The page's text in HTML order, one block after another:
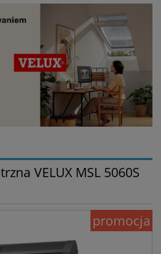
VELUX MSL 5060S
promocja